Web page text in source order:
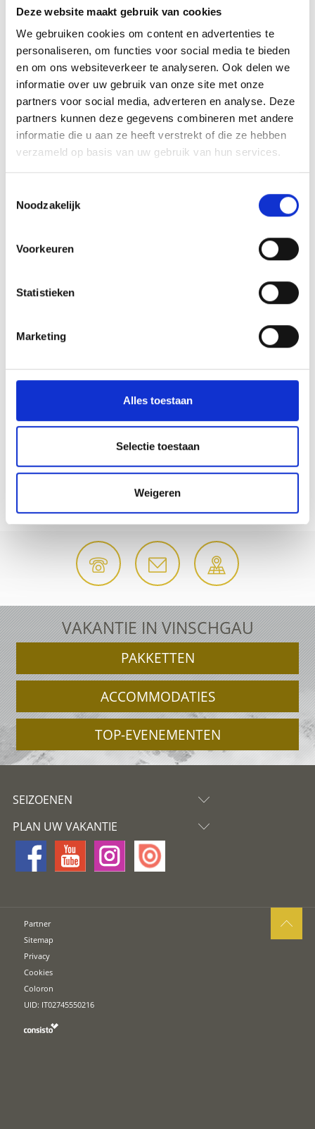
Deze website maakt gebruik van cookies
We gebruiken cookies om content en advertenties te
personaliseren, om functies voor social media te bieden
en om ons websiteverkeer te analyseren. Ook delen we
informatie over uw gebruik van onze site met onze
partners voor social media, adverteren en analyse. Deze
partners kunnen deze gegevens combineren met andere
informatie die u aan ze heeft verstrekt of die ze hebben
verzameld op basis van uw gebruik van hun services.
Noodzakelijk
Voorkeuren
Statistieken
Marketing
Alles toestaan
Selectie toestaan
Weigeren
www.stelviopark.bz.it
zurück zu den Top Events
WAS DE INHOUD NUTTIG VOOR U?
No
Meer interessante links
ACCOMMODATIE-AANVRAAG
VAKANTIE IN VINSCHGAU
PAKKETTEN
ACCOMMODATIES
TOP-EVENEMENTEN
SEIZOENEN
PLAN UW VAKANTIE
Partner
Sitemap
Privacy
Cookies
Coloron
UID: IT02745550216